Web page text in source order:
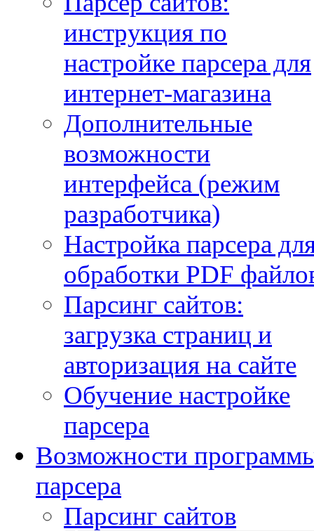
инструкция по
настройке парсера для
интернет-магазина
Дополнительные
возможности
интерфейса (режим
разработчика)
Настройка парсера
обработки PDF
Парсинг сайтов:
загрузка страниц и
авторизация на сайте
Обучение настройке
парсера
Возможности
парсера
Парсинг сайтов